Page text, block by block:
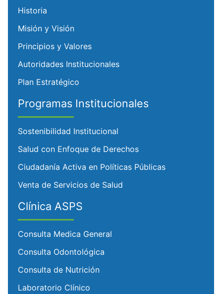
Historia
Misión y Visión
Principios y Valores
Autoridades Institucionales
Plan Estratégico
Programas Institucionales
Sostenibilidad Institucional
Salud con Enfoque de Derechos
Ciudadanía Activa en Políticas Públicas
Venta de Servicios de Salud
Clínica ASPS
Consulta Medica General
Consulta Odontológica
Consulta de Nutrición
Laboratorio Clínico